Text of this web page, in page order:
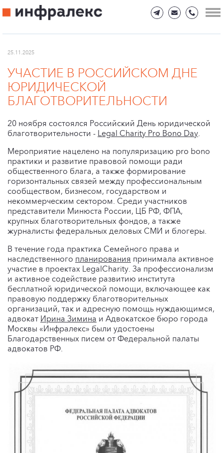
25.11.2025
УЧАСТИЕ В РОССИЙСКОМ ДНЕ
ЮРИДИЧЕСКОЙ
БЛАГОТВОРИТЕЛЬНОСТИ
20 ноября состоялся Российский День юридической
благотворительности - Legal Charity Pro Bono Day.
Мероприятие нацелено на популяризацию pro bono
практики и развитие правовой помощи ради
общественного блага, а также формирование
горизонтальных связей между профессиональным
сообществом, бизнесом, государством и
некоммерческим сектором. Среди участников
представители Минюста России, ЦБ РФ, ФПА,
крупных благотворительных фондов, а также
журналисты федеральных деловых СМИ и блогеры.
В течение года практика Семейного права и
наследственного планирования принимала активное
участие в проектах LegalCharity. За профессионализм
и активное содействие развитию института
бесплатной юридической помощи, включающее как
правовую поддержку благотворительных
организаций, так и адресную помощь нуждающимся,
адвокат Ирина Зимина и Адвокатское бюро города
Москвы «Инфралекс» были удостоены
Благодарственных писем от Федеральной палаты
адвокатов РФ.